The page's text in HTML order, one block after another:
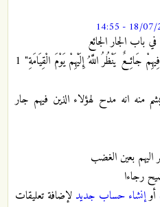
باب الجار الجائع
(قَالَ: "وَ مَا مِنْ أَهْلِ قَرْيَةٍ يَبِيتُ وَ فِيهِمْ جَائِعٌ يَنْظُرُ اللَّهُ إِلَيْهِمْ يَوْمَ الْقِيَامَةِ" 1
انه مدح لهؤلاء الذين فيهم جار
بعين الغضب
رجاءا
أوإنشاء حساب جديد لإضافة تعليقات